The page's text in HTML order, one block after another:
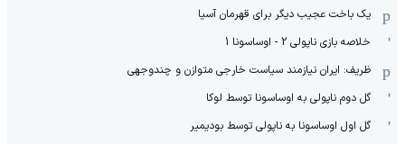
یک باخت عجیب دیگر برای قهرمان آسیا
خلاصه بازی ناپولی 2 - اوساسونا 1
ظریف: ایران نیازمند سیاست خارجی متوازن و چندوجهی
گل دوم ناپولی به اوساسونا توسط لوکا
گل اول اوساسونا به ناپولی توسط بودیمیر